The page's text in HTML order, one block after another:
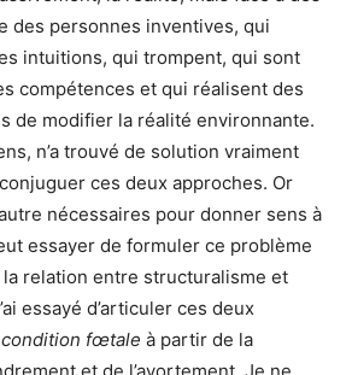
des personnes inventives, qui
intuitions, qui trompent, qui sont
compétences et qui réalisent des
de modifier la réalité environnante.
n’a trouvé de solution vraiment
ces deux approches. Or
nécessaires pour donner sens à
essayer de formuler ce problème
relation entre structuralisme et
essayé d’articuler ces deux
condition fœtale à partir de la